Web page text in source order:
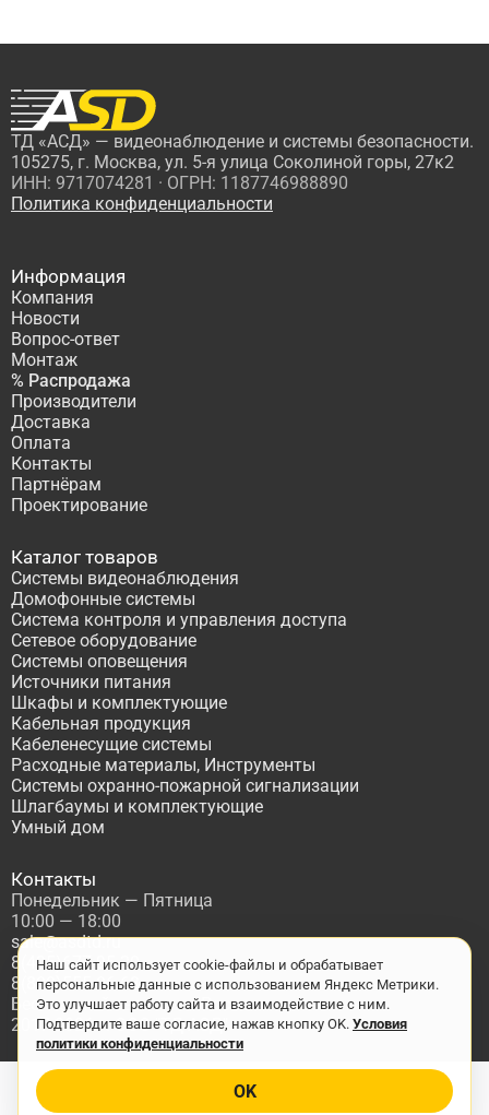
ТД «АСД» — видеонаблюдение и системы безопасности.
105275, г. Москва, ул. 5-я улица Соколиной горы, 27к2
ИНН: 9717074281 · ОГРН: 1187746988890
Политика конфиденциальности
Информация
Компания
Новости
Вопрос-ответ
Монтаж
% Распродажа
Производители
Доставка
Оплата
Контакты
Партнёрам
Проектирование
Каталог товаров
Системы видеонаблюдения
Домофонные системы
Система контроля и управления доступа
Сетевое оборудование
Системы оповещения
Источники питания
Шкафы и комплектующие
Кабельная продукция
Кабеленесущие системы
Расходные материалы, Инструменты
Системы охранно-пожарной сигнализации
Шлагбаумы и комплектующие
Умный дом
Контакты
Понедельник — Пятница
10:00 — 18:00
sale@asdtd.ru
8(495)677-95-20
8(800)555-06-68
Бесплатный звонок по России
2017-2026 г. ООО "ТД АСД"
Наш сайт использует cookie-файлы и обрабатывает
персональные данные с использованием Яндекс Метрики.
Это улучшает работу сайта и взаимодействие с ним.
Подтвердите ваше согласие, нажав кнопку OK. Условия
политики конфиденциальности
OK